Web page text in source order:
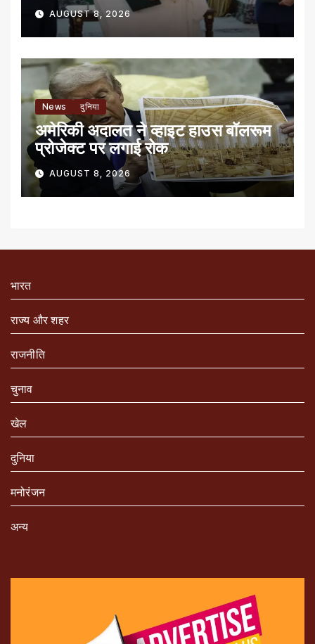
AUGUST 8, 2026
News दुनिया
अमेरिकी अदालत ने व्हाइट हाउस बॉलरूम
प्रोजेक्ट पर लगाई रोक
AUGUST 8, 2026
भारत
राज्य और शहर
राजनीति
चुनाव
खेल
दुनिया
मनोरंजन
अन्य